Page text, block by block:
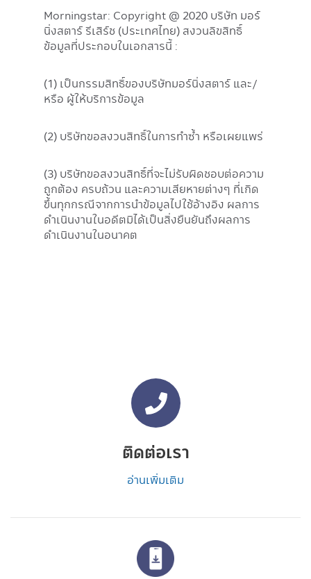
Morningstar: Copyright @ 2020 บริษัท มอร์
นิ่งสตาร์ รีเสิร์ช (ประเทศไทย) สงวนลิขสิทธิ์
ข้อมูลที่ประกอบในเอกสารนี้ :
(1) เป็นกรรมสิทธิ์ของบริษัทมอร์นิ่งสตาร์ และ/
หรือ ผู้ให้บริการข้อมูล
(2) บริษัทขอสงวนสิทธิ์ในการทำซ้ำ หรือเผยแพร่
(3) บริษัทขอสงวนสิทธิ์ที่จะไม่รับผิดชอบต่อความ
ถูกต้อง ครบถ้วน และความเสียหายต่างๆ ที่เกิด
ขึ้นทุกกรณีจากการนำข้อมูลไปใช้อ้างอิง ผลการ
ดำเนินงานในอดีตมิได้เป็นสิ่งยืนยันถึงผลการ
ดำเนินงานในอนาคต
ติดต่อเรา
อ่านเพิ่มเติม